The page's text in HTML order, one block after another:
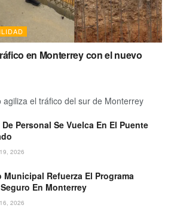
en Monterrey con el nuevo
agiliza el tráfico del sur de Monterrey
Personal Se Vuelca En El Puente
2026
Municipal Refuerza El Programa
En Monterrey
2026